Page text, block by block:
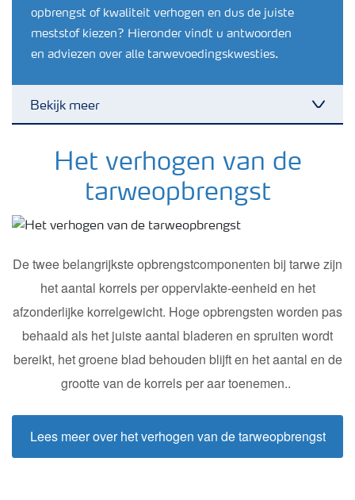
opbrengst of kwaliteit verhogen en dus de juiste
meststof kiezen? Hieronder vindt u antwoorden
en adviezen over alle tarwevoedingskwesties.
Bekijk meer
Nieuwsbrieven
Gewassen
Toolbox
Grow the future
Podcasts
Het verhogen van de
tarweopbrengst
De twee belangrijkste opbrengstcomponenten bij tarwe zijn
het aantal korrels per oppervlakte-eenheid en het
afzonderlijke korrelgewicht. Hoge opbrengsten worden pas
behaald als het juiste aantal bladeren en spruiten wordt
bereikt, het groene blad behouden blijft en het aantal en de
grootte van de korrels per aar toenemen..
Lees meer over het verhogen van de tarweopbrengst